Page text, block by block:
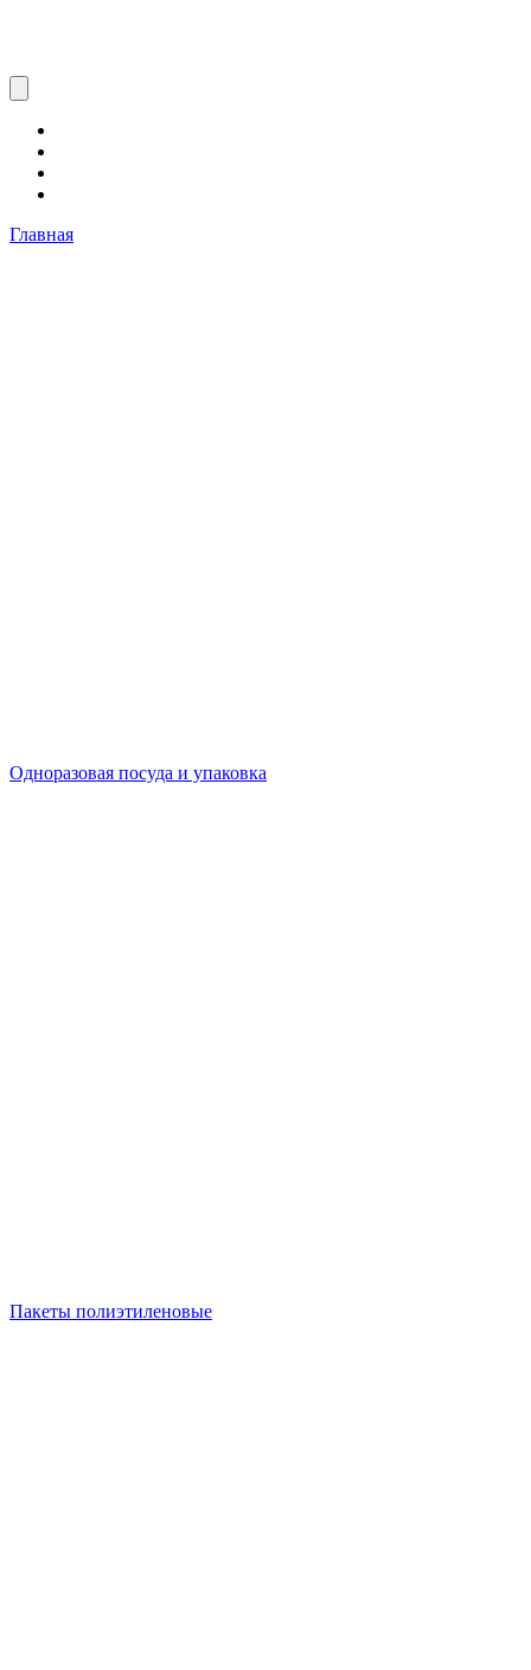
Главная
Одноразовая посуда и упаковка
Пакеты полиэтиленовые